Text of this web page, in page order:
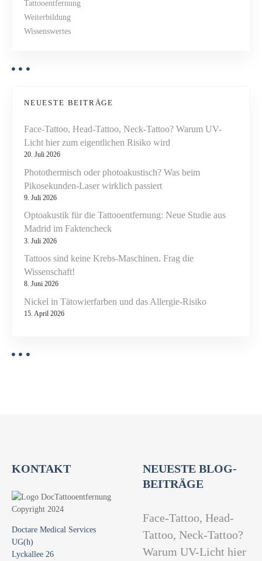
i
e
r
a
u
l
m
e
i
t
v
e
t
a
Tattooentfernung
Weiterbildung
Wissenswertes
NEUESTE BEITRÄGE
Face-Tattoo, Head-Tattoo, Neck-Tattoo? Warum UV-
Licht hier zum eigentlichen Risiko wird
20. Juli 2026
Photothermisch oder photoakustisch? Was beim
Pikosekunden-Laser wirklich passiert
9. Juli 2026
Optoakustik für die Tattooentfernung: Neue Studie aus
Madrid im Faktencheck
3. Juli 2026
Tattoos sind keine Krebs-Maschinen. Frag die
Wissenschaft!
8. Juni 2026
Nickel in Tätowierfarben und das Allergie-Risiko
15. April 2026
KONTAKT
Doctare Medical Services
UG(h)
Lyckallee 26
NEUESTE BLOG-
BEITRÄGE
Face-Tattoo, Head-
Tattoo, Neck-Tattoo?
Warum UV-Licht hier